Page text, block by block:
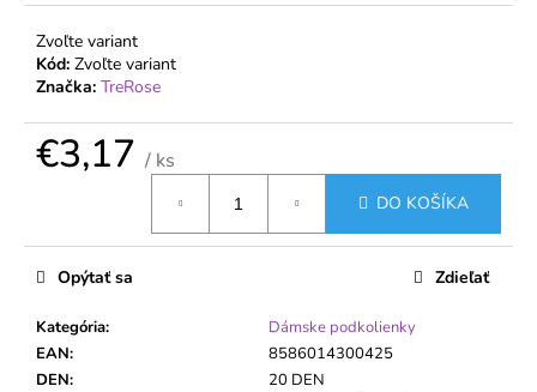
Zvoľte variant
Kód: Zvoľte variant
Značka: TreRose
€3,17 / ks
DO KOŠÍKA
Kategória:
Dámske podkolienky
EAN:
8586014300425
DEN:
20 DEN
Opýtať sa Zdieľať
JEMNÉ
PONOŽKY
20
S
ELASTANOM
PELA
€1,91